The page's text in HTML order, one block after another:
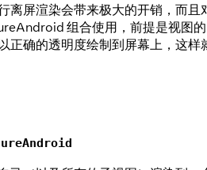
离屏渲染会带来极大的开销，而
组合使用，前提是视图
正确的透明度绘制到屏幕上，这